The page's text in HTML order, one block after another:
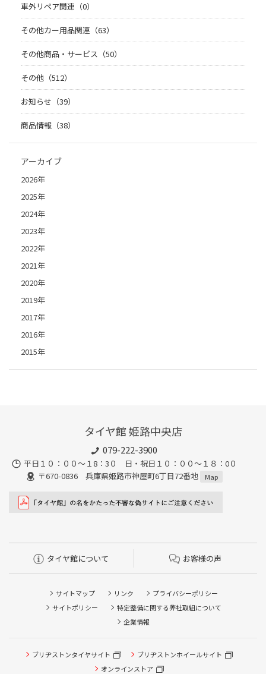
車外リペア関連（0）
その他カー用品関連（63）
その他商品・サービス（50）
その他（512）
お知らせ（39）
商品情報（38）
アーカイブ
2026年
2025年
2024年
2023年
2022年
2021年
2020年
2019年
2017年
2016年
2015年
タイヤ館 姫路中央店
079-222-3900
平日１０：００～１8：3０ 日・祝日１０：００～１８：0０
〒670-0836 兵庫県姫路市神屋町6丁目72番地
Map
タイヤ館について お客様の声
サイトマップ リンク
プライバシーポリシー
サイトポリシー
特定整備に関する弊社取組について
企業情報
ブリヂストンタイヤサイト
ブリヂストンホイールサイト
オンラインストア